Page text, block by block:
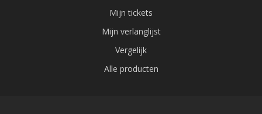
Mijn tickets
Mijn verlanglijst
Vergelijk
Alle producten